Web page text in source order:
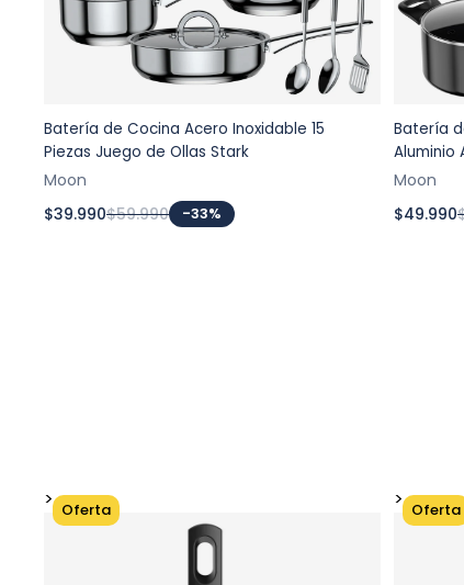
Agregar al carrito
Batería de Cocina Acero Inoxidable 15
Piezas Juego de Ollas Stark
Moon
$39.990$59.990 -33%
Batería
Aluminio
Moon
$49.990
> Oferta > Oferta